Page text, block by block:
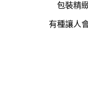
包裝精
有種讓人